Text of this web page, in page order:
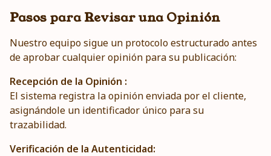
Pasos para Revisar una Opinión
Nuestro equipo sigue un protocolo estructurado antes
de aprobar cualquier opinión para su publicación:
Recepción de la Opinión :
El sistema registra la opinión enviada por el cliente,
asignándole un identificador único para su
trazabilidad.
Verificación de la Autenticidad: